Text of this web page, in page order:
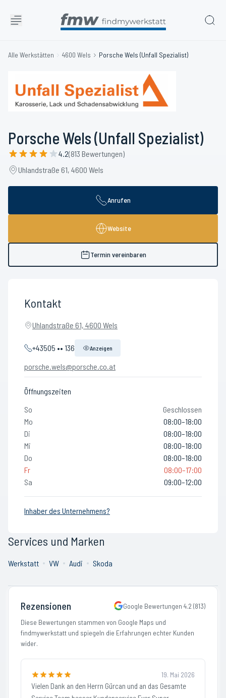
Alle Werkstätten 4600 Wels Porsche Wels (Unfall Spezialist)
Porsche Wels (Unfall Spezialist)
4.2(813 Bewertungen)
Uhlandstraße 61, 4600 Wels
Anrufen
Website
Termin vereinbaren
Kontakt
Uhlandstraße 61, 4600 Wels
+43505 •• 136 Anzeigen
porsche.wels@porsche.co.at
Öffnungszeiten
So
Geschlossen
Mo
08:00–18:00
Di
08:00–18:00
Mi
08:00–18:00
Do
08:00–18:00
Fr
08:00–17:00
Sa
09:00–12:00
Inhaber des Unternehmens?
Services und Marken
Werkstatt VW Audi Skoda
Rezensionen Google Bewertungen 4.2 (813)
Diese Bewertungen stammen von Google Maps und
findmywerkstatt und spiegeln die Erfahrungen echter Kunden
wider.
19. Mai 2026
Vielen Dank an den Herrn Gürcan und an das Gesamte